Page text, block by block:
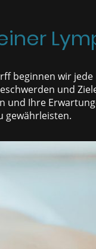
beginnen wir
und
und Ihre
gewährleisten.